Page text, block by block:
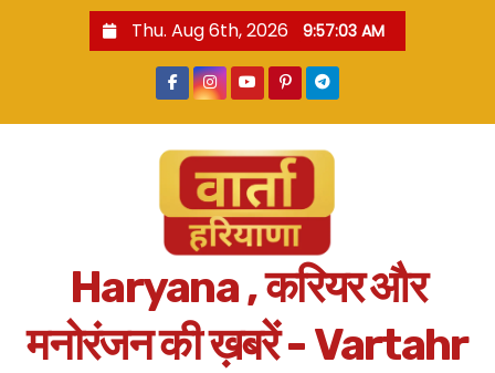
Thu. Aug 6th, 2026 9:57:03 AM
Haryana , करियर और
मनोरंजन की ख़बरें - Vartahr